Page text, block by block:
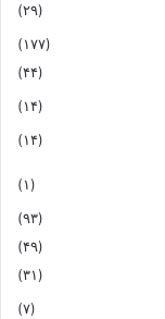
(۲۹)
(۱۷۷)
(۴۴)
(۱۴)
(۱۴)
(۱)
(۹۳)
(۴۹)
(۳۱)
(۷)